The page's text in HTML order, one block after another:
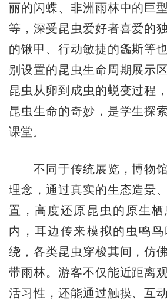
丽的闪蝶、非洲雨林中的巨
等，深受昆虫爱好者喜爱的
的锹甲、行动敏捷的螽斯等
别设置的昆虫生命周期展示
昆虫从卵到成虫的蜕变过程
昆虫生命的奇妙，是学生探
课堂。
不同于传统展览，博物馆
理念，通过真实的生态造景
置，高度还原昆虫的原生
内，耳边传来模拟的虫鸣
绕，各类昆虫穿梭其间，仿
带雨林。游客不仅能近距离
活习性，还能通过触摸、互